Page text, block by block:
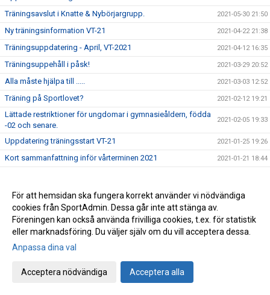
Träningsavslut i Knatte & Nybörjargrupp. 2021-05-30 21:50
Ny träningsinformation VT-21 2021-04-22 21:38
Träningsuppdatering - April, VT-2021 2021-04-12 16:35
Träningsuppehåll i påsk! 2021-03-29 20:52
Alla måste hjälpa till ..... 2021-03-03 12:52
Träning på Sportlovet? 2021-02-12 19:21
Lättade restriktioner för ungdomar i gymnasieåldern, födda
-02 och senare.
2021-02-05 19:33
Uppdatering träningsstart VT-21 2021-01-25 19:26
Kort sammanfattning inför vårterminen 2021 2021-01-21 18:44
Info angående träningsstart VT-21 2021-01-06 15:11
Ordförande har ordet! 2020-12-22 20:36
Årets pristagare 2020 (Året då Covid-19 gäckade oss alla)
Avanceradgruppen.
Avslutningsträning för Knatte och Nybörjargrupp!
För att hemsidan ska fungera korrekt använder vi nödvändiga
cookies från SportAdmin. Dessa går inte att stänga av.
Föreningen kan också använda frivilliga cookies, t.ex. för statistik
eller marknadsföring. Du väljer själv om du vill acceptera dessa.
Anpassa dina val
Acceptera nödvändiga Acceptera alla